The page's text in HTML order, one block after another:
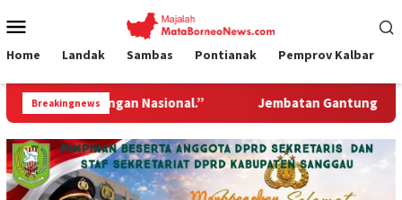
ke
Mobile
Home Landak Sambas Pontianak Pemprov Kalbar
Breakingnews Jembatan Gantung Garuda Hadir Untuk